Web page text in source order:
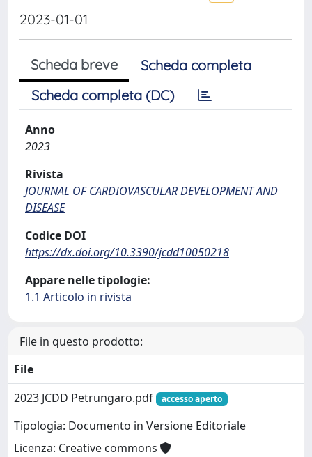
2023-01-01
Scheda breve
Scheda completa
Scheda completa (DC)
Anno
2023
Rivista
JOURNAL OF CARDIOVASCULAR DEVELOPMENT AND
DISEASE
Codice DOI
https://dx.doi.org/10.3390/jcdd10050218
Appare nelle tipologie:
1.1 Articolo in rivista
File in questo prodotto:
File
2023 JCDD Petrungaro.pdf
accesso aperto
Tipologia: Documento in Versione Editoriale
Licenza: Creative commons